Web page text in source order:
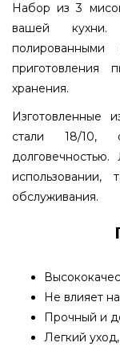
Набор из 3
вашей
хранения.
Изготовленные
стали 18/10,
обслуживания.
Не влияет
Прочный и
Легкий